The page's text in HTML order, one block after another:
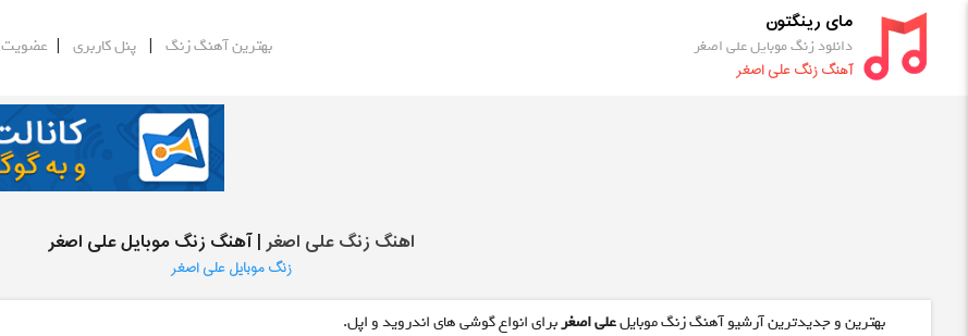
مای رینگتون
دانلود زنگ موبایل علی اصغر
آهنگ زنگ علی اصغر
بهترین آهنگ زنگ |پنل کاربری | عضویت
اهنگ زنگ علی اصغر| آهنگ زنگ موبایل علی اصغر
زنگ موبایل علی اصغر
بهترین و جدیدترین آرشیو آهنگ زنگ موبایلعلی اصغربرای انواع گوشی های اندروید و اپل.